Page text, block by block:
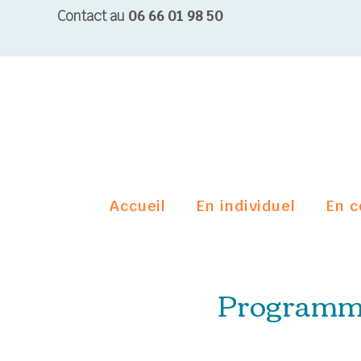
Contact au 06 66 01 98 50
Accueil En individuel En